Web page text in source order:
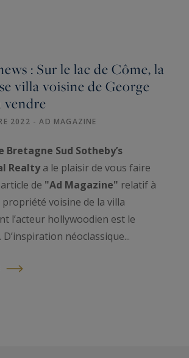
: Sur le lac de Côme, la
villa voisine de George
vendre
2022 - AD MAGAZINE
Bretagne Sud Sotheby’s
Realtya le plaisir de vous faire
de "Ad Magazine" relatif à
propriété voisine de la villa
l’acteur hollywoodien est le
néoclassique...